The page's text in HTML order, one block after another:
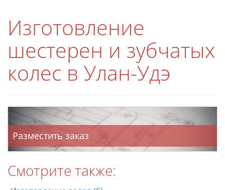
Изготовление
шестерен и зубчатых
колес в Улан-Удэ
Разместить заказ
Смотрите также: